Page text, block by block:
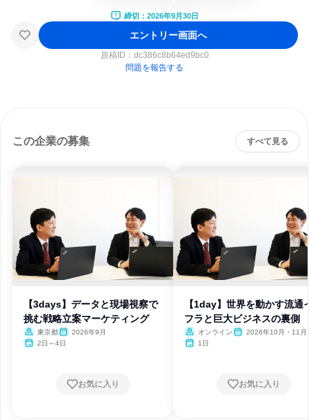
締切：2026年9月30日
エントリー画面へ
原稿ID： dc386c8b64ed9bc0
問題を報告する
この企業の募集 すべて見る
【3days】データと現場視察で
挑む戦略立案マーケティング
東京都
2026年9月
2日～4日
お気に入り
【1day】世界を動かす流通
フラと巨大ビジネスの裏側
オンライン
2026年10月・11月
1日
お気に入り